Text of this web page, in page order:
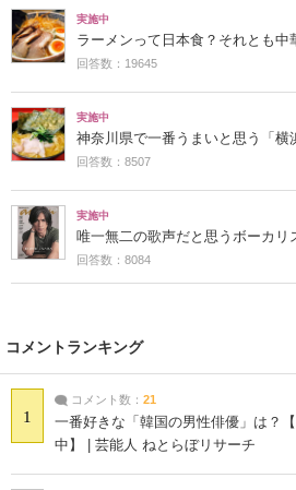
実施中
ラーメンって日本食？それとも中
回答数：19645
実施中
神奈川県で一番うまいと思う「横
回答数：8507
実施中
唯一無二の歌声だと思うボーカリ
回答数：8084
コメントランキング
1
コメント数： 21
一番好きな「韓国の男性俳優」は？
中】 | 芸能人 ねとらぼリサーチ